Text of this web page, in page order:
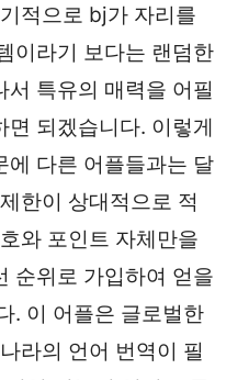
적으로 bj가 자리를
이라기 보다는 랜덤한
서 특유의 매력을 어필
되겠습니다. 이렇게
에 다른 어플들과는 달
한이 상대적으로 적
와 포인트 자체만을
순위로 가입하여 얻을
. 이 어플은 글로벌한
라의 언어 번역이 필